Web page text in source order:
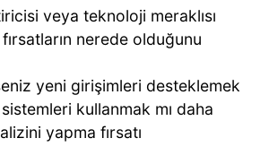
veya teknoloji meraklısı
nerede olduğunu
yeni girişimleri desteklemek
kullanmak mı daha
yapma fırsatı